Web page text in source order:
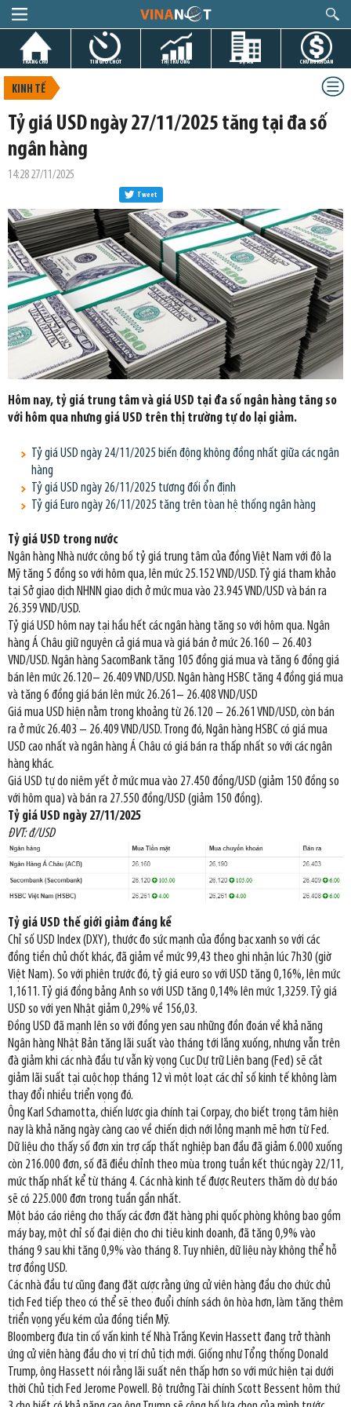
TRANG CHỦ TIN GIỜ CHÓT THỊ TRƯỜNG DỰ ÁN CHỨNG KHOÁN
KINH TẾ
Tỷ giá USD ngày 27/11/2025 tăng tại đa số
ngân hàng
14:28 27/11/2025
Tweet
Hôm nay, tỷ giá trung tâm và giá USD tại đa số ngân hàng tăng so
với hôm qua nhưng giá USD trên thị trường tự do lại giảm.
Tỷ giá USD ngày 24/11/2025 biến động không đồng nhất giữa các ngân
hàng
Tỷ giá USD ngày 26/11/2025 tương đối ổn định
Tỷ giá Euro ngày 26/11/2025 tăng trên tòan hệ thống ngân hàng
Tỷ giá USD trong nước
Ngân hàng Nhà nước công bố tỷ giá trung tâm của đồng Việt Nam với đô la
Mỹ tăng 5 đồng so với hôm qua, lên mức 25.152 VND/USD. Tỷ giá tham khảo
tại Sở giao dịch NHNN giao dịch ở mức mua vào 23.945 VND/USD và bán ra
26.359 VND/USD.
Tỷ giá USD hôm nay tại hầu hết các ngân hàng tăng so với hôm qua. Ngân
hàng Á Châu giữ nguyên cả giá mua và giá bán ở mức 26.160 – 26.403
VND/USD. Ngân hàng SacomBank tăng 105 đồng giá mua và tăng 6 đồng giá
bán lên mức 26.120– 26.409 VND/USD. Ngân hàng HSBC tăng 4 đồng giá mua
và tăng 6 đồng giá bán lên mức 26.261– 26.408 VND/USD
Giá mua USD hiện nằm trong khoảng từ 26.120 – 26.261 VND/USD, còn bán
ra ở mức 26.403 – 26.409 VND/USD. Trong đó, Ngân hàng HSBC có giá mua
USD cao nhất và ngân hàng Á Châu có giá bán ra thấp nhất so với các ngân
hàng khác.
Giá USD tự do niêm yết ở mức mua vào 27.450 đồng/USD (giảm 150 đồng so
với hôm qua) và bán ra 27.550 đồng/USD (giảm 150 đồng).
Tỷ giá USD ngày 27/11/2025
ĐVT: đ/USD
Tỷ giá USD thế giới giảm đáng kể
Chỉ số USD Index (DXY), thước đo sức mạnh của đồng bạc xanh so với các
đồng tiền chủ chốt khác, đã giảm về mức 99,43 theo ghi nhận lúc 7h30 (giờ
Việt Nam). So với phiên trước đó, tỷ giá euro so với USD tăng 0,16%, lên mức
1,1611. Tỷ giá đồng bảng Anh so với USD tăng 0,14% lên mức 1,3259. Tỷ giá
USD so với yen Nhật giảm 0,29% về 156,03.
Đồng USD đã mạnh lên so với đồng yen sau những đồn đoán về khả năng
Ngân hàng Nhật Bản tăng lãi suất vào tháng tới lắng xuống, nhưng vẫn trên
đà giảm khi các nhà đầu tư vẫn kỳ vọng Cục Dự trữ Liên bang (Fed) sẽ cắt
giảm lãi suất tại cuộc họp tháng 12 vì một loạt các chỉ số kinh tế không làm
thay đổi nhiều triển vọng đó.
Ông Karl Schamotta, chiến lược gia chính tại Corpay, cho biết trọng tâm hiện
nay là khả năng ngày càng cao về chiến dịch nới lỏng mạnh mẽ hơn từ Fed.
Dữ liệu cho thấy số đơn xin trợ cấp thất nghiệp ban đầu đã giảm 6.000 xuống
còn 216.000 đơn, số đã điều chỉnh theo mùa trong tuần kết thúc ngày 22/11,
mức thấp nhất kể từ tháng 4. Các nhà kinh tế được Reuters thăm dò dự báo
sẽ có 225.000 đơn trong tuần gần nhất.
Một báo cáo riêng cho thấy các đơn đặt hàng phi quốc phòng không bao gồm
máy bay, một chỉ số đại diện cho chi tiêu kinh doanh, đã tăng 0,9% vào
tháng 9 sau khi tăng 0,9% vào tháng 8. Tuy nhiên, dữ liệu này không thể hỗ
trợ đồng USD.
Các nhà đầu tư cũng đang đặt cược rằng ứng cử viên hàng đầu cho chức chủ
tịch Fed tiếp theo có thể sẽ theo đuổi chính sách ôn hòa hơn, làm tăng thêm
triển vọng yếu kém của đồng tiền Mỹ.
Bloomberg đưa tin cố vấn kinh tế Nhà Trắng Kevin Hassett đang trở thành
ứng cử viên hàng đầu cho vị trí chủ tịch mới. Giống như Tổng thống Donald
Trump, ông Hassett nói rằng lãi suất nên thấp hơn so với mức hiện tại dưới
thời Chủ tịch Fed Jerome Powell. Bộ trưởng Tài chính Scott Bessent hôm thứ